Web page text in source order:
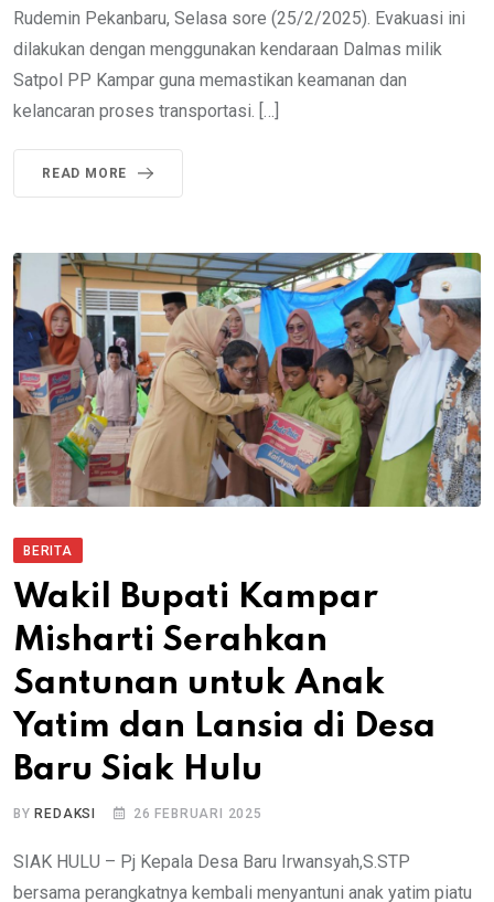
Rudemin Pekanbaru, Selasa sore (25/2/2025). Evakuasi ini
dilakukan dengan menggunakan kendaraan Dalmas milik
Satpol PP Kampar guna memastikan keamanan dan
kelancaran proses transportasi. […]
READ MORE
BERITA
Wakil Bupati Kampar
Misharti Serahkan
Santunan untuk Anak
Yatim dan Lansia di Desa
Baru Siak Hulu
BY REDAKSI 26 FEBRUARI 2025
SIAK HULU – Pj Kepala Desa Baru Irwansyah,S.STP
bersama perangkatnya kembali menyantuni anak yatim piatu